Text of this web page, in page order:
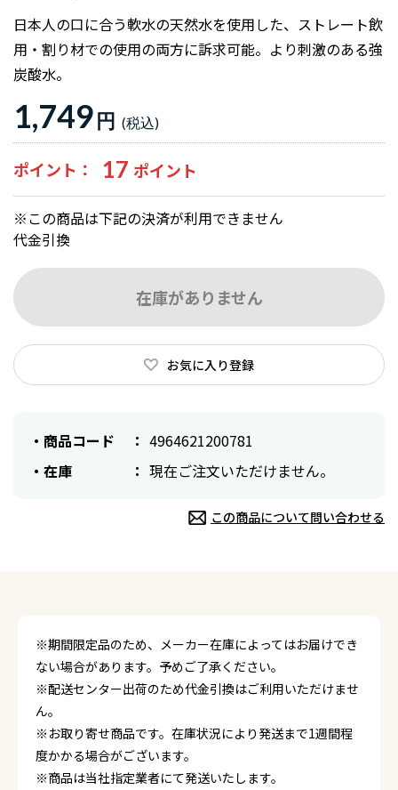
日本人の口に合う軟水の天然水を使用した、ストレート飲
用・割り材での使用の両方に訴求可能。より刺激のある強
炭酸水。
1,749円
ポイント 17
※この商品は下記の決済が利用できません
代金引換
在庫がありません
お気に入り登録
商品コード
4964621200781
在庫
現在ご注文いただけません。
この商品について問い合わせる
※期間限定品のため、メーカー在庫によってはお届けでき
ない場合があります。予めご了承ください。
※配送センター出荷のため代金引換はご利用いただけませ
ん。
※お取り寄せ商品です。在庫状況により発送まで1週間程
度かかる場合がございます。
※商品は当社指定業者にて発送いたします。